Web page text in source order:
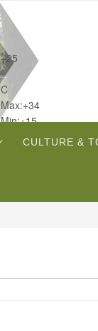
+25
°
C
Max:+34
Min:+15
CULTURE &